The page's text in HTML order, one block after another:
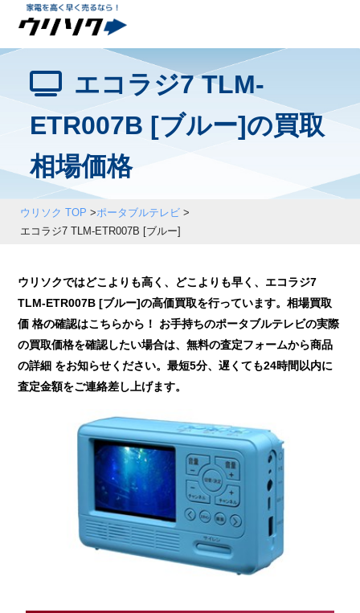
エコラジ7 TLM-
ETR007B [ブルー]の買取
相場価格
ウリソク TOP >ポータブルテレビ>
エコラジ7 TLM-ETR007B [ブルー]
ウリソクではどこよりも高く、どこよりも早く、エコラジ7
TLM-ETR007B [ブルー]の高価買取を行っています。相場買取
価 格の確認はこちらから！ お手持ちのポータブルテレビの実際
の買取価格を確認したい場合は、無料の査定フォームから商品
の詳細 をお知らせください。最短5分、遅くても24時間以内に
査定金額をご連絡差し上げます。